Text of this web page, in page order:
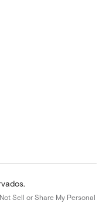
Sell or Share My Personal